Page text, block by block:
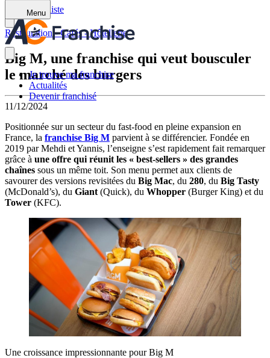
Menu
Je trouve ma franchise
Actualités
Devenir franchisé
Retour à la liste
Restauration - Cafés - Hôtellerie
Big M, une franchise qui veut bousculer
le marché des burgers
11/12/2024
Positionnée sur un secteur du fast-food en pleine expansion en
France, la franchise Big M parvient à se différencier. Fondée en
2019 par Mehdi et Yannis, l’enseigne s’est rapidement fait remarquer
grâce à une offre qui réunit les « best-sellers » des grandes
chaînes sous un même toit. Son menu permet aux clients de
savourer des versions revisitées du Big Mac, du 280, du Big Tasty
(McDonald’s), du Giant (Quick), du Whopper (Burger King) et du
Tower (KFC).
Une croissance impressionnante pour Big M